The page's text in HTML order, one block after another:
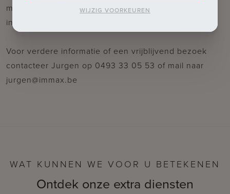
mogelijkheden als extra opslagruimte of bijkomende
inrichting.
Voor verdere informatie of een vrijblijvend bezoek
contacteer Jurgen op 0493 33 05 53 of mail naar
jurgen@immax.be
WAT KUNNEN WE VOOR U BETEKENEN
Ontdek onze extra diensten
WIJZIG VOORKEUREN